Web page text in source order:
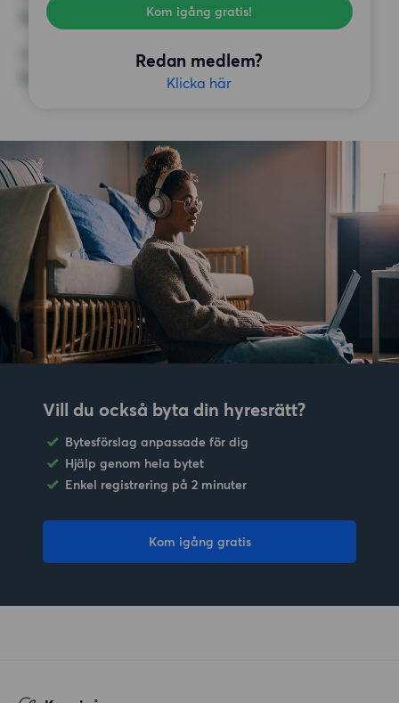
Kom igång gratis!
Redan medlem?
Klicka här
Inga speciella krav
ÖVRIGA PREFERENSER
Inga speciella preferenser
Vill du också byta din hyresrätt?
Bytesförslag anpassade för dig
Hjälp genom hela bytet
Enkel registrering på 2 minuter
Kom igång gratis